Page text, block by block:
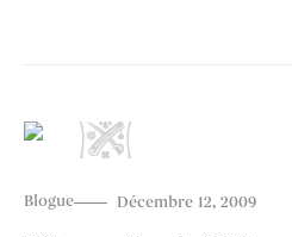
Blogue Décembre 12, 2009